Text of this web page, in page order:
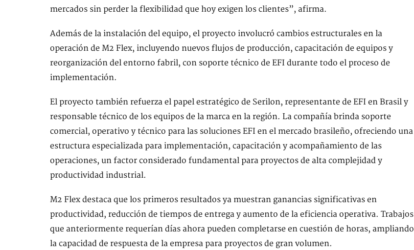
mercados sin perder la flexibilidad que hoy exigen los clientes”, afirma.
Además de la instalación del equipo, el proyecto involucró cambios estructurales en la
operación de M2 Flex, incluyendo nuevos flujos de producción, capacitación de equipos y
reorganización del entorno fabril, con soporte técnico de EFI durante todo el proceso de
implementación.
El proyecto también refuerza el papel estratégico de Serilon, representante de EFI en Brasil y
responsable técnico de los equipos de la marca en la región. La compañía brinda soporte
comercial, operativo y técnico para las soluciones EFI en el mercado brasileño, ofreciendo una
estructura especializada para implementación, capacitación y acompañamiento de las
operaciones, un factor considerado fundamental para proyectos de alta complejidad y
productividad industrial.
M2 Flex destaca que los primeros resultados ya muestran ganancias significativas en
productividad, reducción de tiempos de entrega y aumento de la eficiencia operativa. Trabajos
que anteriormente requerían días ahora pueden completarse en cuestión de horas, ampliando
la capacidad de respuesta de la empresa para proyectos de gran volumen.